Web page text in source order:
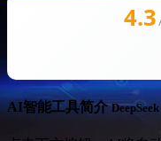
4.3
AI智能工具简介